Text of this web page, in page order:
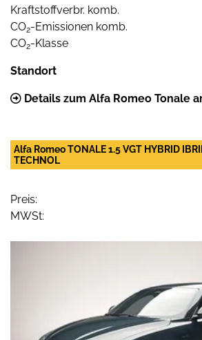
Kraftstoffverbr. komb.
CO2-Emissionen komb.
CO2-Klasse
Standort
Details zum Alfa Romeo Tonale
Alfa Romeo TONALE 1.5 VGT HYBRID
TECHNOL
Preis:
MWSt: